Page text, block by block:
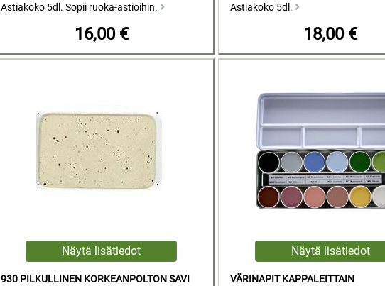
Astiakoko 5dl. Sopii ruoka-astioihin.
16,00 €
Astiakoko 5dl.
18,00 €
930 PILKULLINEN KORKEANPOLTON SAVI
VÄRINAPIT KAPPALEITTAIN